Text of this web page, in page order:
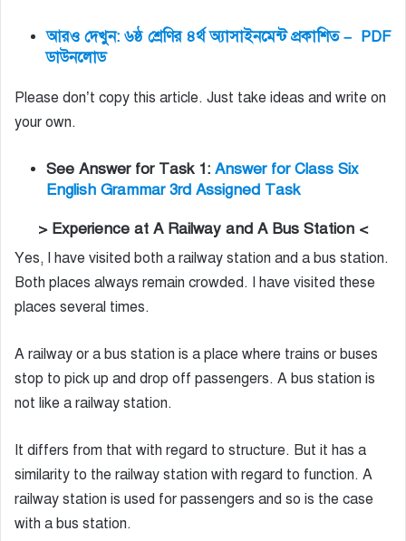
আরও দেখুন: ৬ষ্ঠ শ্রেণির ৪র্থ অ্যাসাইনমেন্ট প্রকাশিত – PDF
ডাউনলোড
Please don’t copy this article. Just take ideas and write on
your own.
See Answer for Task 1: Answer for Class Six
English Grammar 3rd Assigned Task
> Experience at A Railway and A Bus Station <
Yes, I have visited both a railway station and a bus station.
Both places always remain crowded. I have visited these
places several times.
A railway or a bus station is a place where trains or buses
stop to pick up and drop off passengers. A bus station is
not like a railway station.
It differs from that with regard to structure. But it has a
similarity to the railway station with regard to function. A
railway station is used for passengers and so is the case
with a bus station.